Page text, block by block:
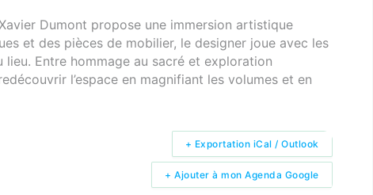
Dumont propose une immersion artistique
et des pièces de mobilier, le designer joue avec les
Entre hommage au sacré et exploration
l’espace en magnifiant les volumes et en
+ Ajouter à mon Agenda Google
+ Exportation iCal / Outlook